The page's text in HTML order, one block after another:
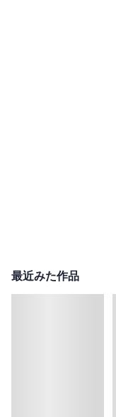
最近みた作品